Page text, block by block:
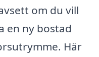
om du vill
en ny bostad
Här